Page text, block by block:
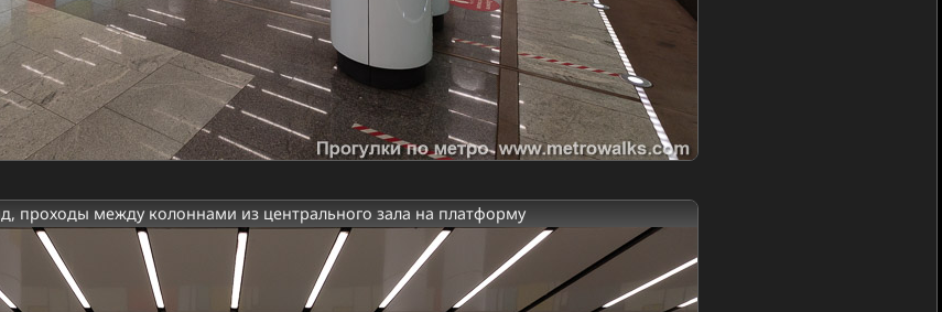
проходы между колоннами из центрального зала на платформу